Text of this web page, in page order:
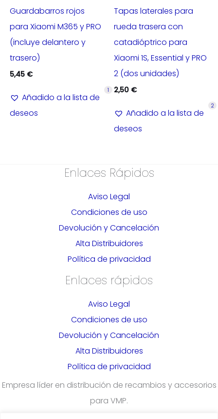
Guardabarros rojos
para Xiaomi M365 y PRO
(incluye delantero y
trasero)
5,45 €
Añadido a la lista de
deseos
1
Tapas laterales para
rueda trasera con
catadióptrico para
Xiaomi 1S, Essential y PRO
2 (dos unidades)
2,50 €
Añadido a la lista de
deseos
2
Enlaces Rápidos
Aviso Legal
Condiciones de uso
Devolución y Cancelación
Alta Distribuidores
Política de privacidad
Enlaces rápidos
Aviso Legal
Condiciones de uso
Devolución y Cancelación
Alta Distribuidores
Política de privacidad
Empresa líder en distribución de recambios y accesorios
para VMP.